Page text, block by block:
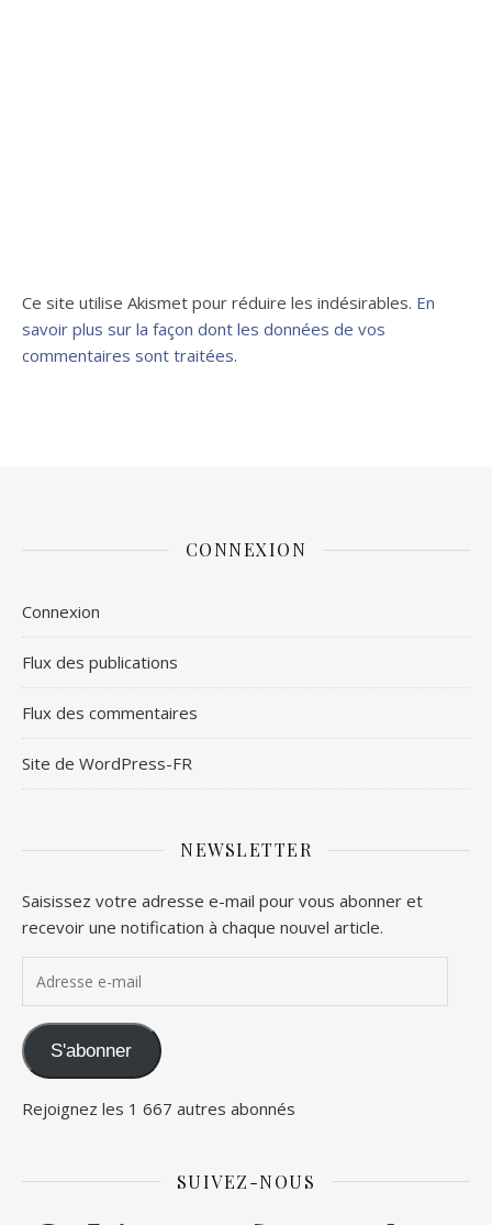
Ce site utilise Akismet pour réduire les indésirables. En
savoir plus sur la façon dont les données de vos
commentaires sont traitées.
CONNEXION
Connexion
Flux des publications
Flux des commentaires
Site de WordPress-FR
NEWSLETTER
Saisissez votre adresse e-mail pour vous abonner et
recevoir une notification à chaque nouvel article.
S'abonner
Rejoignez les 1 667 autres abonnés
SUIVEZ-NOUS